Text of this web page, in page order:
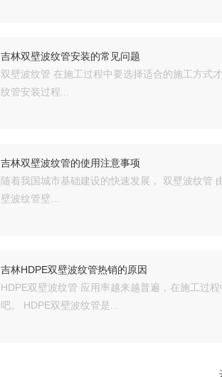
吉林双壁波纹管安装的常见问题
双壁波纹管 在施工过程中要选择适合的施工方式
纹管安装过程...
吉林双壁波纹管的使用注意事项
随着我国城市基础建设的快速发展， 双壁波纹管
壁波纹管壁...
吉林HDPE双壁波纹管热销的原因
HDPE双壁波纹管 应用率越来越普遍，在施工过
吧。 HDPE双壁波纹管是...